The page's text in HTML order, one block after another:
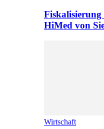
Fiskalisierung
HiMed von
Wirtschaft